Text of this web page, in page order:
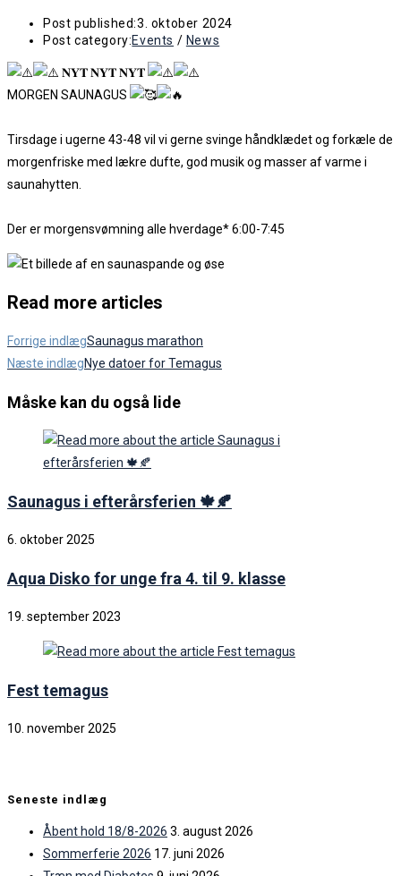
Post published:3. oktober 2024
Post category:Events / News
𝐍𝐘𝐓 𝐍𝐘𝐓 𝐍𝐘𝐓
MORGEN SAUNAGUS
Tirsdage i ugerne 43-48 vil vi gerne svinge håndklædet og forkæle de
morgenfriske med lækre dufte, god musik og masser af varme i
saunahytten.
Der er morgensvømning alle hverdage* 6:00-7:45
Read more articles
Forrige indlægSaunagus marathon
Næste indlægNye datoer for Temagus
Måske kan du også lide
Saunagus i efterårsferien 🍁🍂
6. oktober 2025
Aqua Disko for unge fra 4. til 9. klasse
19. september 2023
Fest temagus
10. november 2025
Seneste indlæg
Åbent hold 18/8-2026 3. august 2026
Sommerferie 2026 17. juni 2026